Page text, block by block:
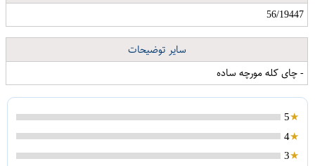
56/19447
سایر توضیحات
- چای کله مورچه ساده
5
4
3